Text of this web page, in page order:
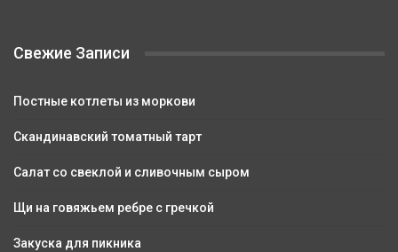
Свежие Записи
Постные котлеты из моркови
Скандинавский томатный тарт
Салат со свеклой и сливочным сыром
Щи на говяжьем ребре с гречкой
Закуска для пикника